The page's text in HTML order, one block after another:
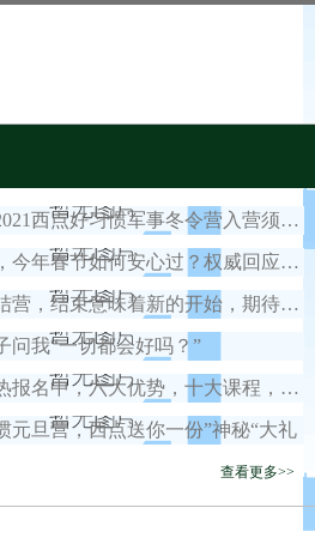
倒计时开启，2021西点好习惯军事冬令营入营须知！
疫情零星散发，今年春节如何安心过？权威回应来了！
好习惯元旦营结营，结束意味着新的开始，期待我们下一次的相遇！
问我“一切都会好吗？”
2021冬令营火热报名中，六大优势，十大课程，安全保障全面升级！
元旦营，西点送你一份”神秘“大礼
查看更多>>